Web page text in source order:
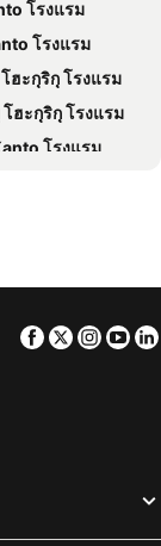
Lake Yamanaka
Village
Accommodation
Mt. FUJI
Yoshida
โรงแรม
โรงแรม
ฮะกุริกุ โรงแรม
ฮะกุริกุ โรงแรม
โรงแรม
รงแรม
ฮะกุริกุ โรงแรม
ฮะกุริกุ โรงแรม
Facebook
Twitter